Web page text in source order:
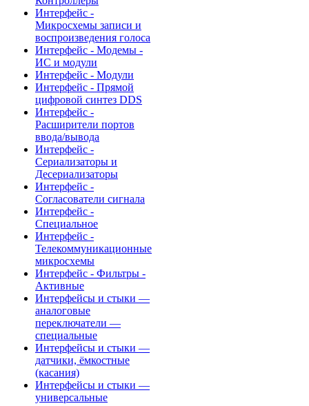
Интерфейс -
Микросхемы записи и
воспроизведения голоса
Интерфейс - Модемы -
ИС и модули
Интерфейс - Модули
Интерфейс - Прямой
цифровой синтез DDS
Интерфейс -
Расширители портов
ввода/вывода
Интерфейс -
Сериализаторы и
Десериализаторы
Интерфейс -
Согласователи сигнала
Интерфейс -
Специальное
Интерфейс -
Телекоммуникационные
микросхемы
Интерфейс - Фильтры -
Активные
Интерфейсы и стыки —
аналоговые
переключатели —
специальные
Интерфейсы и стыки —
датчики, ёмкостные
(касания)
Интерфейсы и стыки —
универсальные